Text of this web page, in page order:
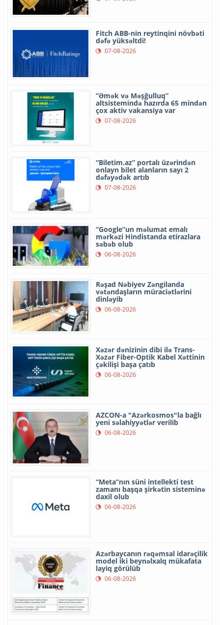
Fitch ABB-nin reytinqini növbəti
dəfə yüksəltdi!
07-08-2026
“Əmək və Məşğulluq”
altsistemində hazırda 65 mindən
çox aktiv vakansiya var
07-08-2026
“Biletim.az” portalı üzərindən
onlayn bilet alanların sayı 2
dəfəyədək artıb
07-08-2026
“Google”un məlumat emalı
mərkəzi Hindistanda etirazlara
səbəb olub
06-08-2026
Rəşad Nəbiyev Zəngilanda
vətəndaşların müraciətlərini
dinləyib
06-08-2026
Xəzər dənizinin dibi ilə Trans-
Xəzər Fiber-Optik Kabel Xəttinin
çəkilişi başa çatıb
06-08-2026
AZCON-a "Azərkosmos"la bağlı
yeni səlahiyyətlər verilib
06-08-2026
“Meta”nın süni intellekti test
zamanı başqa şirkətin sisteminə
daxil olub
06-08-2026
Azərbaycanın rəqəmsal idarəçilik
model iki beynəlxalq mükafata
layiq görülüb
06-08-2026